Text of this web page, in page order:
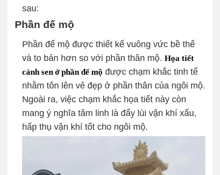
sau:
Phần đế mộ
Phần đế mộ được thiết kế vuông vức bề thế
và to bản hơn so với phần thân mộ. Họa tiết
cánh sen ở phần đế mộ được chạm khắc tinh tế
nhằm tôn lên vẻ đẹp ở phần thân của ngôi mộ.
Ngoài ra, việc chạm khắc họa tiết này còn
mang ý nghĩa tâm linh là đẩy lùi vận khí xấu,
hấp thụ vận khí tốt cho ngôi mộ.